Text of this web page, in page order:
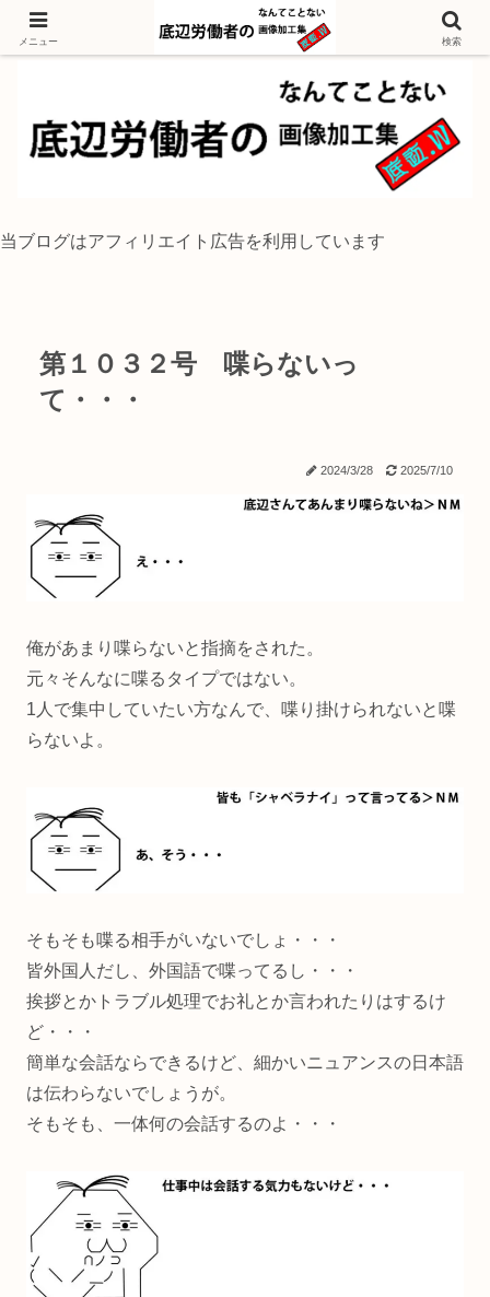
独身底辺おじさんが風景写真をイラスト風に加工するブログ
当ブログはアフィリエイト広告を利用しています
第１０３２号 喋らないっ
て・・・
2024/3/28 2025/7/10
俺があまり喋らないと指摘をされた。
元々そんなに喋るタイプではない。
1人で集中していたい方なんで、喋り掛けられないと喋
らないよ。
そもそも喋る相手がいないでしょ・・・
皆外国人だし、外国語で喋ってるし・・・
挨拶とかトラブル処理でお礼とか言われたりはするけ
ど・・・
簡単な会話ならできるけど、細かいニュアンスの日本語
は伝わらないでしょうが。
そもそも、一体何の会話するのよ・・・
メニュー 検索